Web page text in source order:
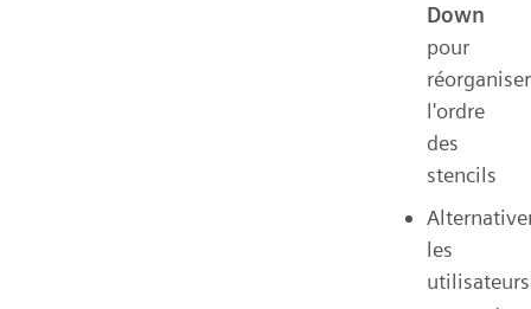
Down
pour
réorganiser
l'ordre
des
stencils
les
utilisateurs